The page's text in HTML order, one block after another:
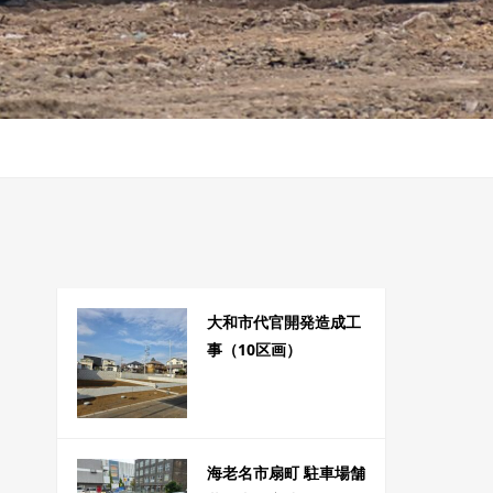
大和市代官開発造成工
事（10区画）
海老名市扇町 駐車場舗